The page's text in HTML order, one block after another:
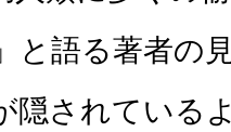
と語る著者の
隠されている